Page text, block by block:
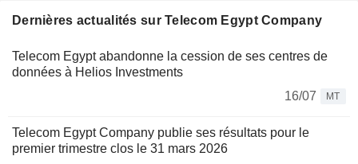
Dernières actualités sur Telecom Egypt Company
Telecom Egypt abandonne la cession de ses centres de
données à Helios Investments
16/07
MT
Telecom Egypt Company publie ses résultats pour le
premier trimestre clos le 31 mars 2026